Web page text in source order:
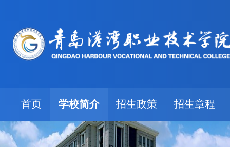
首页 学校简介 招生政策 招生章程